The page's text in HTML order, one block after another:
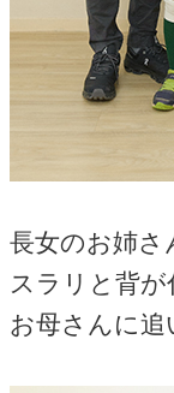
長女のお姉さ
スラリと背が
お母さんに